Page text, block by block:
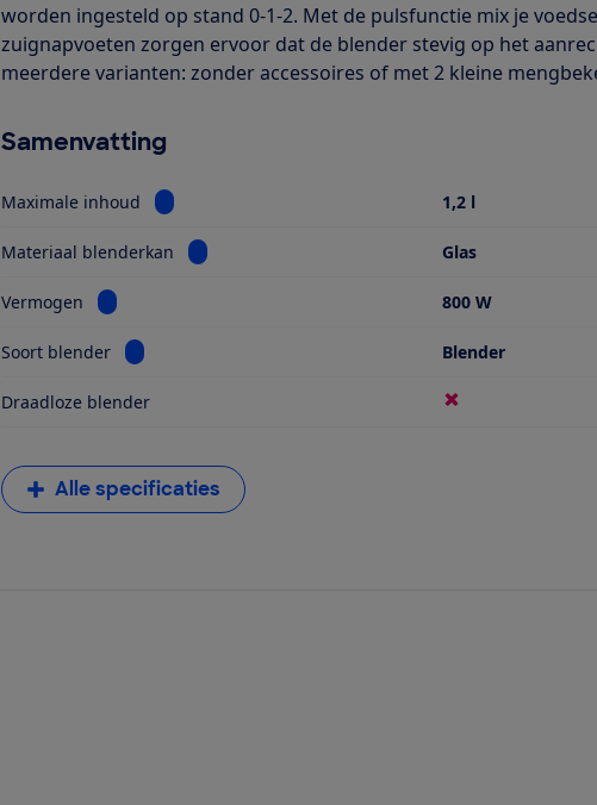
worden ingesteld op stand 0-1-2. Met de pulsfunctie mix je
zuignapvoeten zorgen ervoor dat de blender stevig op het
meerdere varianten: zonder accessoires of met 2 kleine
Samenvatting
Maximale inhoud Bekijk informatie voor Maximale inhoud
1,2 l
Materiaal blenderkan Bekijk informatie voor Materiaal blenderkan
Glas
Vermogen Bekijk informatie voor Vermogen 800 W
Soort blender Bekijk informatie voor Soort blender Blender
Draadloze blender
Alle specificaties